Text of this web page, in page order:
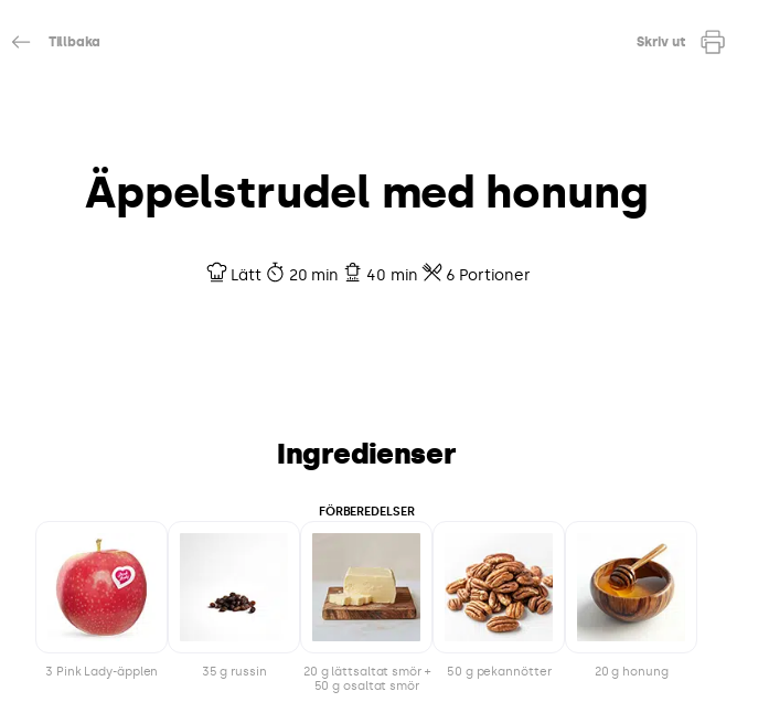
Tillbaka Skriv ut
Äppelstrudel med honung
Lätt 20 min 40 min 6 Portioner
Ingredienser
FÖRBEREDELSER
3 Pink Lady-äpplen 35 g russin
20 g lättsaltat smör +
50 g osaltat smör
50 g pekannötter 20 g honung